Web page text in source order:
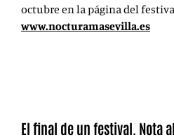
octubre en la página del
www.nocturamasevilla.es
El final de un festival. Nota